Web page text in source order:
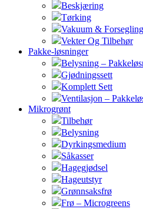
Beskjæring
Tørking
Vakuum & Forsegling
Vekter Og Tilbehør
Pakke-løsninger
Belysning –
Gjødningssett
Komplett Sett
Ventilasjon –
Mikrogrønt
Tilbehør
Belysning
Dyrkingsmedium
Såkasser
Hagegjødsel
Hageutstyr
Grønnsaksfrø
Frø – Microgreens